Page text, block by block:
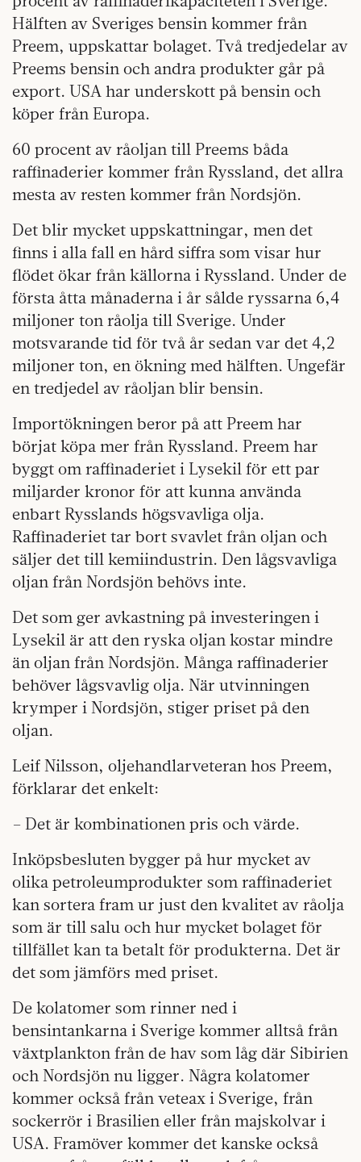
Hälften av Sveriges bensin kommer från
Preem, uppskattar bolaget. Två tredjedelar av
Preems bensin och andra produkter går på
export. USA har underskott på bensin och
köper från Europa.
60 procent av råoljan till Preems båda
raffinaderier kommer från Ryssland, det allra
mesta av resten kommer från Nordsjön.
Det blir mycket uppskattningar, men det
finns i alla fall en hård siffra som visar hur
flödet ökar från källorna i Ryssland. Under de
första åtta månaderna i år sålde ryssarna 6,4
miljoner ton råolja till Sverige. Under
motsvarande tid för två år sedan var det 4,2
miljoner ton, en ökning med hälften. Ungefär
en tredjedel av råoljan blir bensin.
Importökningen beror på att Preem har
börjat köpa mer från Ryssland. Preem har
byggt om raffinaderiet i Lysekil för ett par
miljarder kronor för att kunna använda
enbart Rysslands högsvavliga olja.
Raffinaderiet tar bort svavlet från oljan och
säljer det till kemiindustrin. Den lågsvavliga
oljan från Nordsjön behövs inte.
Det som ger avkastning på investeringen i
Lysekil är att den ryska oljan kostar mindre
än oljan från Nordsjön. Många raffinaderier
behöver lågsvavlig olja. När utvinningen
krymper i Nordsjön, stiger priset på den
oljan.
Leif Nilsson, oljehandlarveteran hos Preem,
förklarar det enkelt:
– Det är kombinationen pris och värde.
Inköpsbesluten bygger på hur mycket av
olika petroleumprodukter som raffinaderiet
kan sortera fram ur just den kvalitet av råolja
som är till salu och hur mycket bolaget för
tillfället kan ta betalt för produkterna. Det är
det som jämförs med priset.
De kolatomer som rinner ned i
bensintankarna i Sverige kommer alltså från
växtplankton från de hav som låg där Sibirien
och Nordsjön nu ligger. Några kolatomer
kommer också från veteax i Sverige, från
sockerrör i Brasilien eller från majskolvar i
USA. Framöver kommer det kanske också